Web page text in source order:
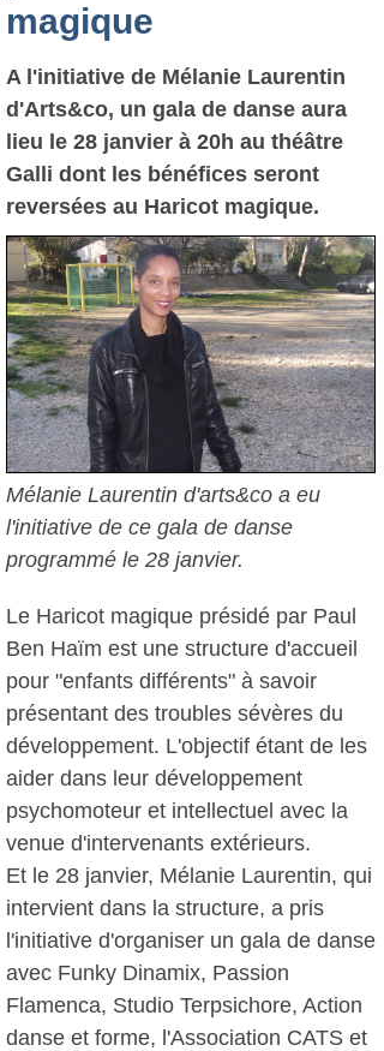
magique
A l'initiative de Mélanie Laurentin
d'Arts&co, un gala de danse aura
lieu le 28 janvier à 20h au théâtre
Galli dont les bénéfices seront
reversées au Haricot magique.
Mélanie Laurentin d'arts&co a eu
l'initiative de ce gala de danse
programmé le 28 janvier.
Le Haricot magique présidé par Paul
Ben Haïm est une structure d'accueil
pour "enfants différents" à savoir
présentant des troubles sévères du
développement. L'objectif étant de les
aider dans leur développement
psychomoteur et intellectuel avec la
venue d'intervenants extérieurs.
Et le 28 janvier, Mélanie Laurentin, qui
intervient dans la structure, a pris
l'initiative d'organiser un gala de danse
avec Funky Dinamix, Passion
Flamenca, Studio Terpsichore, Action
danse et forme, l'Association CATS et